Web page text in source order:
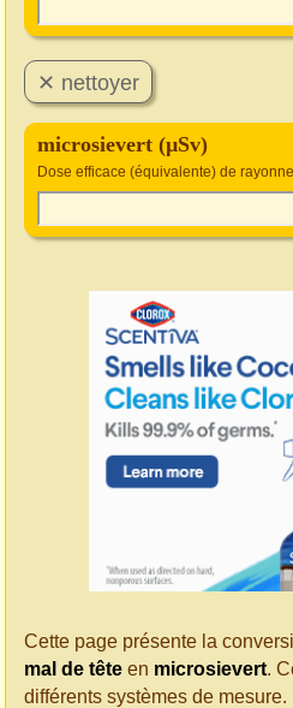
microsievert (µSv)
Dose efficace (équivalente) de
Cette page présente la
mal de tête en microsievert.
différents systèmes de